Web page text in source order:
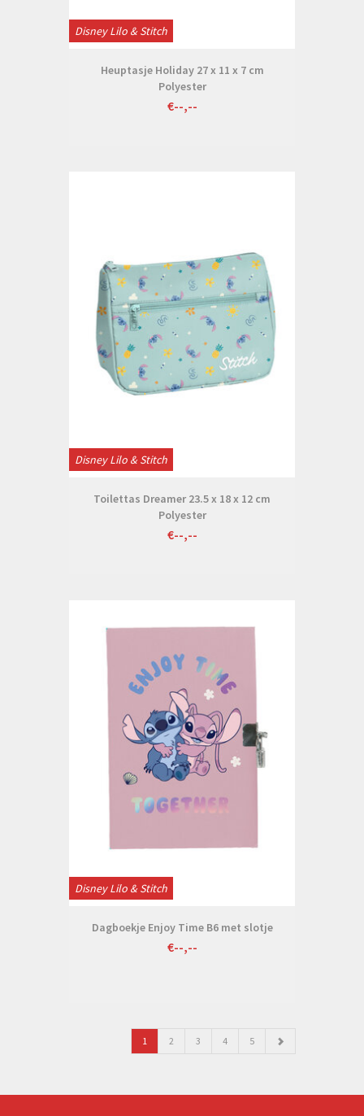
Disney Lilo & Stitch
Heuptasje Holiday 27 x 11 x 7 cm
Polyester
€--,--
Disney Lilo & Stitch
Toilettas Dreamer 23.5 x 18 x 12 cm
Polyester
€--,--
Disney Lilo & Stitch
Dagboekje Enjoy Time B6 met slotje
€--,--
1 2 3 4 5